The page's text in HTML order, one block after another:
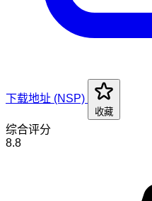
下载地址 (NSP)
收藏
综合评分
8.8